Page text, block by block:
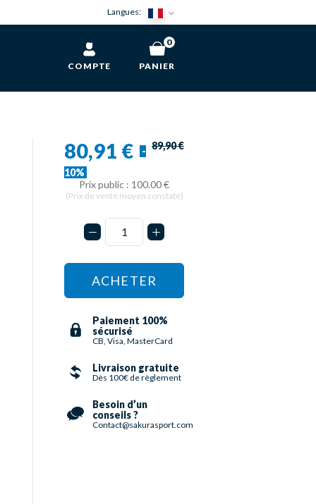
Langues:
COMPTE PANIER
0
80,91 €
-
10%
89,90 €
Prix public : 100.00 €
(Prix de vente moyen constaté)
ACHETER
Paiement 100%
sécurisé
CB, Visa, MasterCard
Livraison gratuite
Dès 100€ de règlement
Besoin d’un
conseils ?
Contact@sakurasport.com